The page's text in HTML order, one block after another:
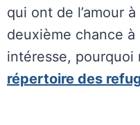
qui ont de l’amour
deuxième chance
intéresse, pourquoi
répertoire des